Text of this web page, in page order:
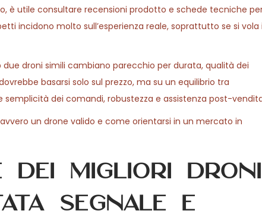
è utile consultare recensioni prodotto e schede tecniche
incidono molto sull’esperienza reale, soprattutto se si vola
due droni simili cambiano parecchio per durata, qualità dei
basarsi solo sul prezzo, ma su un equilibrio tra
dei comandi, robustezza e assistenza post-
un drone valido e come orientarsi in un mercato in
dei migliori
segnale e